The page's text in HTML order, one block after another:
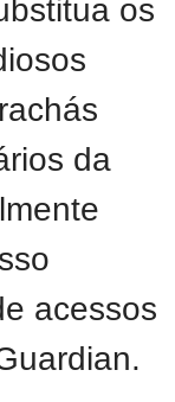
os
da
acessos